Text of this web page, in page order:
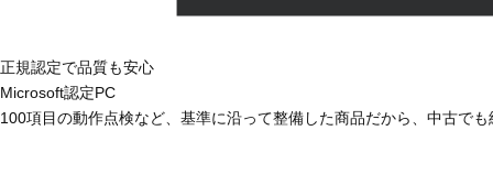
正規認定で品質も安心
Microsoft認定PC
100項目の動作点検など、基準に沿って整備した商品だから、中古で